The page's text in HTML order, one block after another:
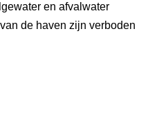
en afvalwater
de haven zijn verboden